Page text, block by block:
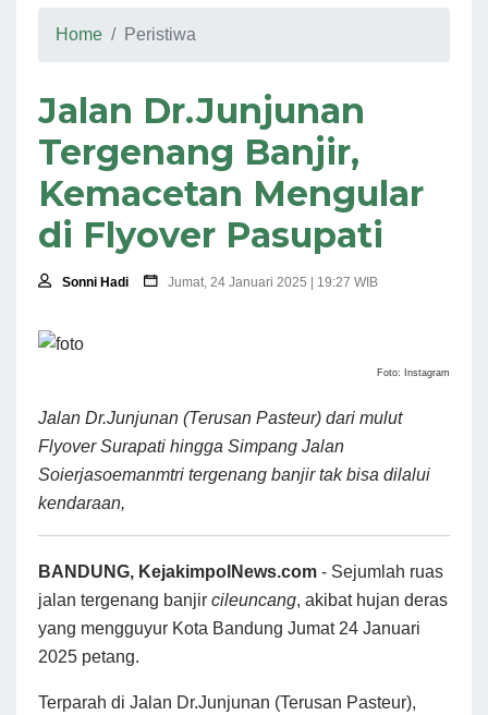
Home Peristiwa
Jalan Dr.Junjunan
Tergenang Banjir,
Kemacetan Mengular
di Flyover Pasupati
Sonni Hadi Jumat, 24 Januari 2025 | 19:27 WIB
Foto: Instagram
Jalan Dr.Junjunan (Terusan Pasteur) dari mulut
Flyover Surapati hingga Simpang Jalan
Soierjasoemanmtri tergenang banjir tak bisa dilalui
kendaraan,
BANDUNG, KejakimpolNews.com - Sejumlah ruas
jalan tergenang banjir cileuncang, akibat hujan deras
yang mengguyur Kota Bandung Jumat 24 Januari
2025 petang.
Terparah di Jalan Dr.Junjunan (Terusan Pasteur),